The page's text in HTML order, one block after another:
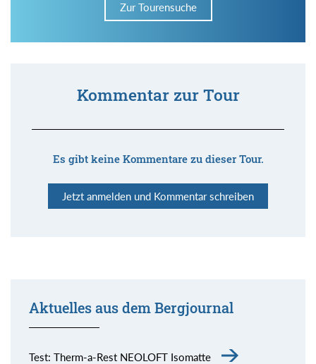
Zur Tourensuche
Kommentar zur Tour
Es gibt keine Kommentare zu dieser Tour.
Jetzt anmelden und Kommentar schreiben
Aktuelles aus dem Bergjournal
Test: Therm-a-Rest NEOLOFT Isomatte